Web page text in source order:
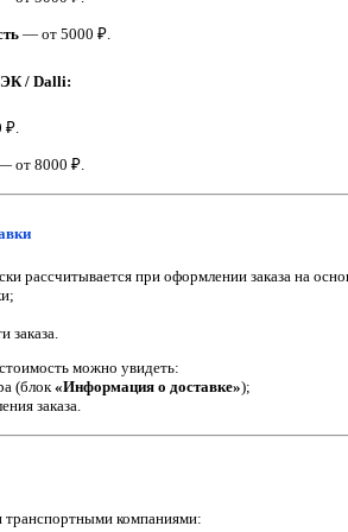
— от 5000 ₽.
/ Dalli:
₽.
от 8000 ₽.
рассчитывается при оформлении заказа на
можно увидеть:
(блок «Информация о доставке»);
заказа.
транспортными компаниями: